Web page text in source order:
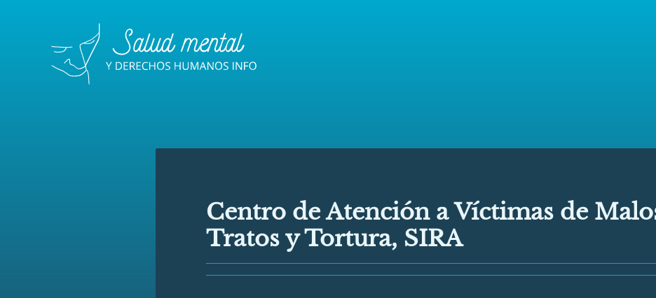
Centro de Atención a Víctimas de
Tratos y Tortura, SIRA